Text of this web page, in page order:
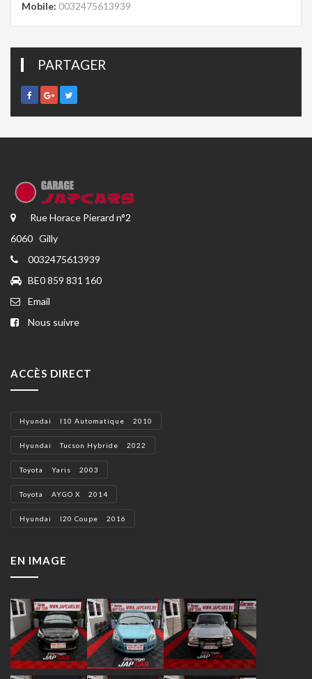
Mobile: 0032475613939
PARTAGER
Rue Horace Pierard n°2
6060 Gilly
0032475613939
BE0 859 831 160
Email
Nous suivre
ACCÈS DIRECT
Hyundai I10 Automatique 2010
Hyundai Tucson Hybride 2022
Toyota Yaris 2003
Toyota AYGO X 2014
Hyundai I20 Coupe 2016
EN IMAGE